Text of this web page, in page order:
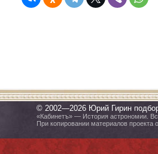
© 2002—2026 Юрий Гирин
«Кабинетъ» — История астрономии.
При копировании материалов проекта